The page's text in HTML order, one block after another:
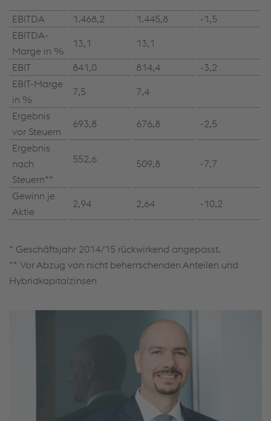
EBITDA 1.468,2 1.445,8
-1,5
EBITDA-
Marge in %
13,1
13,1
EBIT
841,0 814,4
-3,2
EBIT-Marge
in %
7,5
7,4
Ergebnis
vor Steuern
693,8 676,8
-2,5
Ergebnis
nach
Steuern**
552,6 509,8 -7,7
Gewinn je
Aktie
2,94 2,64 -10,2
* Geschäftsjahr 2014/15 rückwirkend angepasst.
** Vor Abzug von nicht beherrschenden Anteilen und
Hybridkapitalzinsen